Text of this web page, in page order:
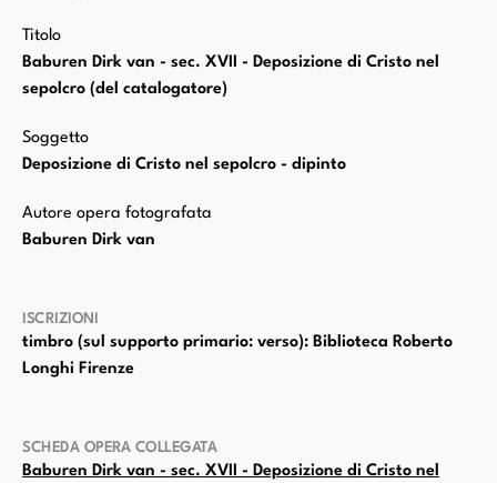
Titolo
Baburen Dirk van - sec. XVII - Deposizione di Cristo nel
sepolcro (del catalogatore)
Soggetto
Deposizione di Cristo nel sepolcro - dipinto
Autore opera fotografata
Baburen Dirk van
ISCRIZIONI
timbro (sul supporto primario: verso): Biblioteca Roberto
Longhi Firenze
SCHEDA OPERA COLLEGATA
Baburen Dirk van - sec. XVII - Deposizione di Cristo nel